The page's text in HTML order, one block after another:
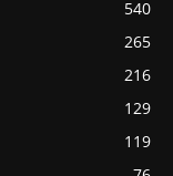
540
265
216
129
119